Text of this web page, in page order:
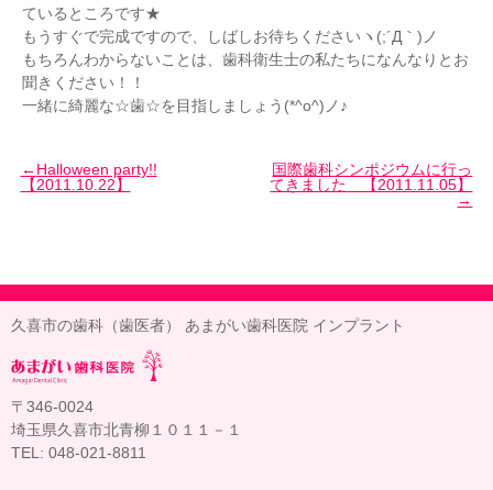
ているところです★
もうすぐで完成ですので、しばしお待ちくださいヽ(;´Д｀)ノ
もちろんわからないことは、歯科衛生士の私たちになんなりとお
聞きください！！
一緒に綺麗な☆歯☆を目指しましょう(*^o^)ノ♪
Halloween party!!
【2011.10.22】
国際歯科シンポジウムに行っ
てきました 【2011.11.05】
久喜市の歯科（歯医者） あまがい歯科医院 インプラント
〒346-0024
埼玉県久喜市北青柳１０１１－１
TEL: 048-021-8811